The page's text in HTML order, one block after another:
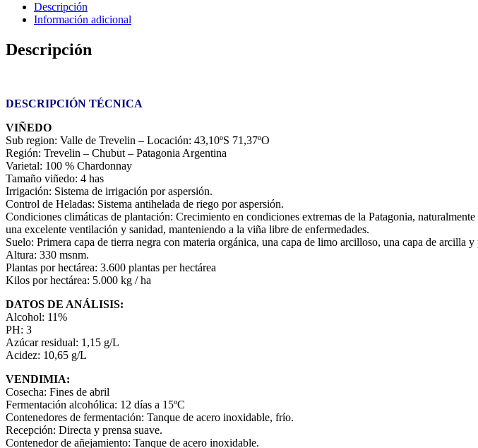
Descripción
Información adicional
Descripción
DESCRIPCIÓN TÉCNICA
VIÑEDO
Sub region: Valle de Trevelin – Locación: 43,10ºS 71,37ºO
Región: Trevelin – Chubut – Patagonia Argentina
Varietal: 100 % Chardonnay
Tamaño viñedo: 4 has
Irrigación: Sistema de irrigación por aspersión.
Control de Heladas: Sistema antihelada de riego por aspersión.
Condiciones climáticas de plantación: Crecimiento en condiciones extremas de la Patagonia,
una excelente ventilación y sanidad, manteniendo a la viña libre de enfermedades.
Suelo: Primera capa de tierra negra con materia orgánica, una capa de limo arcilloso, una capa de arcilla
Altura: 330 msnm.
Plantas por hectárea: 3.600 plantas per hectárea
Kilos por hectárea: 5.000 kg / ha
DATOS DE ANÁLISIS:
Alcohol: 11%
PH: 3
Azúcar residual: 1,15 g/L
Acidez: 10,65 g/L
VENDIMIA:
Cosecha: Fines de abril
Fermentación alcohólica: 12 días a 15ºC
Contenedores de fermentación: Tanque de acero inoxidable, frío.
Recepción: Directa y prensa suave.
Contenedor de añejamiento: Tanque de acero inoxidable.